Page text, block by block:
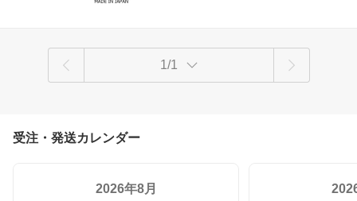
1/1
受注・発送カレンダー
2026年8月